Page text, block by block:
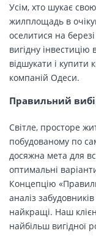
Усім, хто шукає
жилплощадь в
оселитися на
вигідну
відшукати і купити
компаній Одеси.
Правильний
Світле, просторе
побудованому по
досяжна мета для
оптимальні
Концепцію
аналіз
найкращі. Наш
найбільш вигідної